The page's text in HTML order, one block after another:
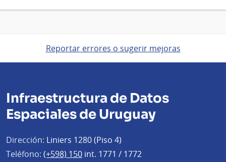
Reportar errores o sugerir mejoras
Infraestructura de Datos
Espaciales de Uruguay
Dirección: Liniers 1280 (Piso 4)
Teléfono: (+598) 150 int. 1771 / 1772